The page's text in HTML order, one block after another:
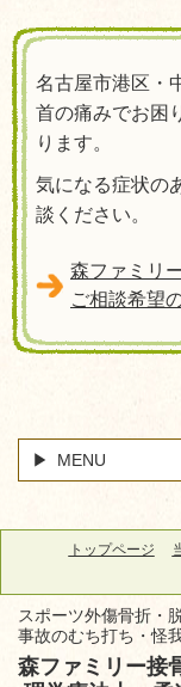
名古屋市港区・
首の痛みでお困
ります。
気になる症状の
談ください。
森ファミリ
ご相談希望
MENU
トップページ
スポーツ外傷骨折・
事故のむち打ち・怪
森ファミリー接